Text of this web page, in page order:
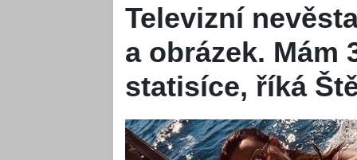
Televizní
a obrázek. Mám
statisíce, říká